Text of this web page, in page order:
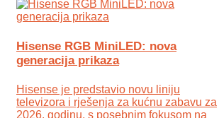
Hisense RGB MiniLED: nova
generacija prikaza
Hisense je predstavio novu liniju
televizora i rješenja za kućnu zabavu za
2026. godinu, s posebnim fokusom na